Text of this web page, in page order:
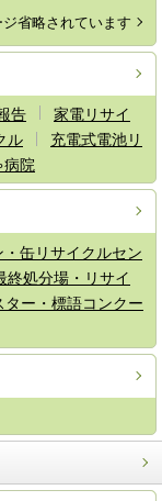
ジ省略されています
告
家電リサイ
ル
充電式電池リ
病院
缶リサイクルセン
終処分場・リサイ
ー・標語コンクー